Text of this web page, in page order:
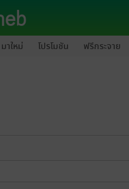
มาใหม่ โปรโมชัน ฟรีกระจาย